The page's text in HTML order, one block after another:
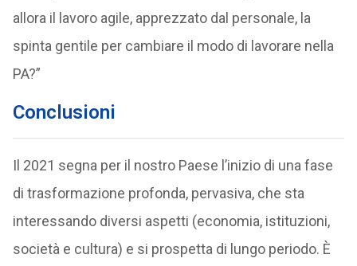
allora il lavoro agile, apprezzato dal personale, la
spinta gentile per cambiare il modo di lavorare nella
PA?”
Conclusioni
Il 2021 segna per il nostro Paese l’inizio di una fase
di trasformazione profonda, pervasiva, che sta
interessando diversi aspetti (economia, istituzioni,
società e cultura) e si prospetta di lungo periodo. È